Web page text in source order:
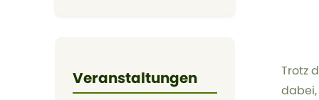
Veranstaltungen
Trotz